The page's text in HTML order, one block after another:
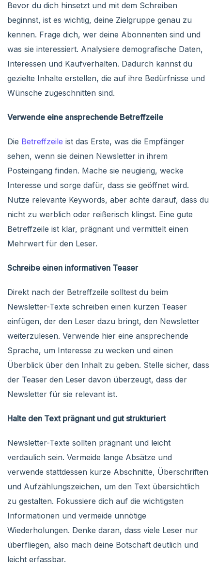
Bevor du dich hinsetzt und mit dem Schreiben
beginnst, ist es wichtig, deine Zielgruppe genau zu
kennen. Frage dich, wer deine Abonnenten sind und
was sie interessiert. Analysiere demografische Daten,
Interessen und Kaufverhalten. Dadurch kannst du
gezielte Inhalte erstellen, die auf ihre Bedürfnisse und
Wünsche zugeschnitten sind.
Verwende eine ansprechende Betreffzeile
Die Betreffzeile ist das Erste, was die Empfänger
sehen, wenn sie deinen Newsletter in ihrem
Posteingang finden. Mache sie neugierig, wecke
Interesse und sorge dafür, dass sie geöffnet wird.
Nutze relevante Keywords, aber achte darauf, dass du
nicht zu werblich oder reißerisch klingst. Eine gute
Betreffzeile ist klar, prägnant und vermittelt einen
Mehrwert für den Leser.
Schreibe einen informativen Teaser
Direkt nach der Betreffzeile solltest du beim
Newsletter-Texte schreiben einen kurzen Teaser
einfügen, der den Leser dazu bringt, den Newsletter
weiterzulesen. Verwende hier eine ansprechende
Sprache, um Interesse zu wecken und einen
Überblick über den Inhalt zu geben. Stelle sicher, dass
der Teaser den Leser davon überzeugt, dass der
Newsletter für sie relevant ist.
Halte den Text prägnant und gut strukturiert
Newsletter-Texte sollten prägnant und leicht
verdaulich sein. Vermeide lange Absätze und
verwende stattdessen kurze Abschnitte, Überschriften
und Aufzählungszeichen, um den Text übersichtlich
zu gestalten. Fokussiere dich auf die wichtigsten
Informationen und vermeide unnötige
Wiederholungen. Denke daran, dass viele Leser nur
überfliegen, also mach deine Botschaft deutlich und
leicht erfassbar.